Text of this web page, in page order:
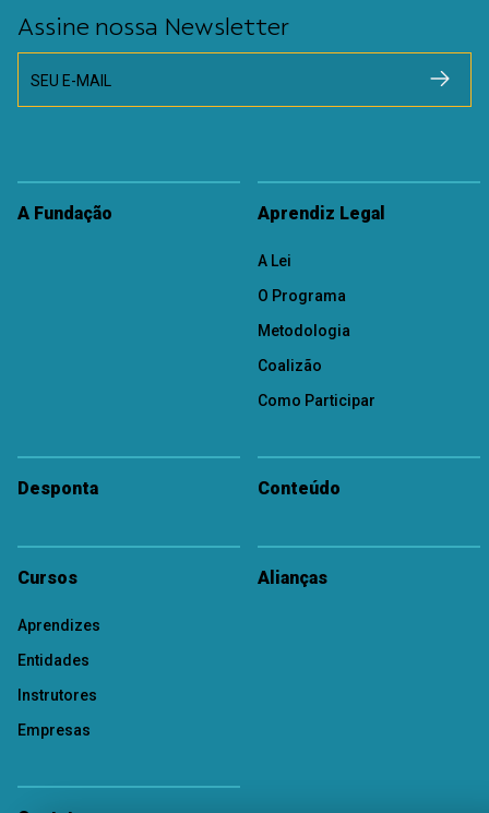
Assine nossa Newsletter
SEU E-MAIL
A Fundação Aprendiz Legal
A Lei
O Programa
Metodologia
Coalizão
Como Participar
Desponta Conteúdo
Cursos
Aprendizes
Entidades
Instrutores
Empresas
Alianças